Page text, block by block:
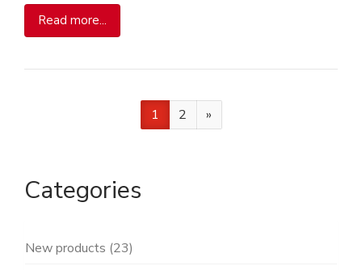
Read more...
1 2 »
Categories
New products (23)